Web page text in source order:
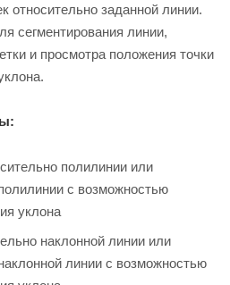
относительно заданной линии.
сегментирования линии,
и просмотра положения точки
полилинии или
с возможностью
уклона
наклонной линии или
линии с возможностью